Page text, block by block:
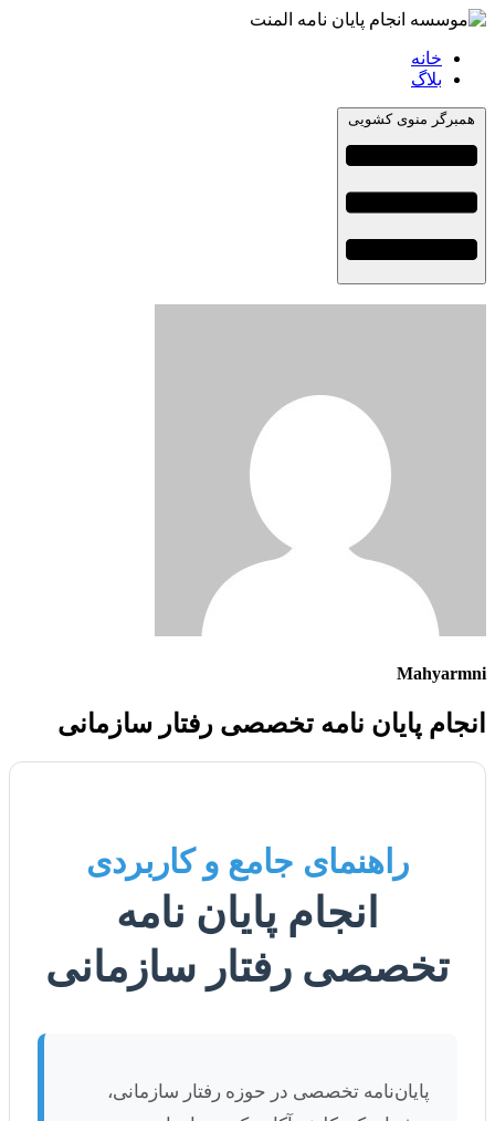
خانه
بلاگ
همبرگر منوی کشویی
Mahyarmni
انجام پایان نامه تخصصی رفتار سازمانی
راهنمای جامع و کاربردی
انجام پایان نامه
تخصصی رفتار سازمانی
پایان‌نامه تخصصی در حوزه رفتار سازمانی،